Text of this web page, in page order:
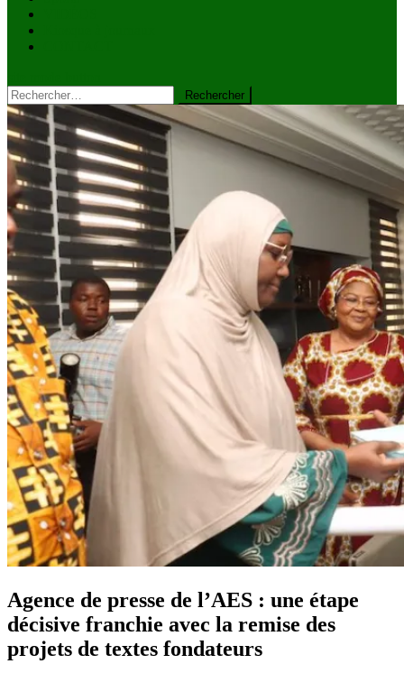
Rechercher :
Agence de presse de l’AES : une étape
décisive franchie avec la remise des
projets de textes fondateurs